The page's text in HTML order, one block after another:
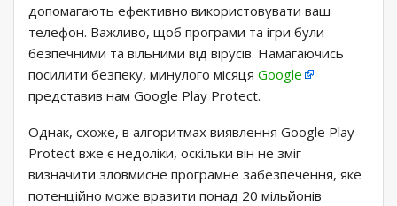
допомагають ефективно використовувати ваш
телефон. Важливо, щоб програми та ігри були
безпечними та вільними від вірусів. Намагаючись
посилити безпеку, минулого місяця Google
представив нам Google Play Protect.
Однак, схоже, в алгоритмах виявлення Google Play
Protect вже є недоліки, оскільки він не зміг
визначити зловмисне програмне забезпечення, яке
потенційно може вразити понад 20 мільйонів